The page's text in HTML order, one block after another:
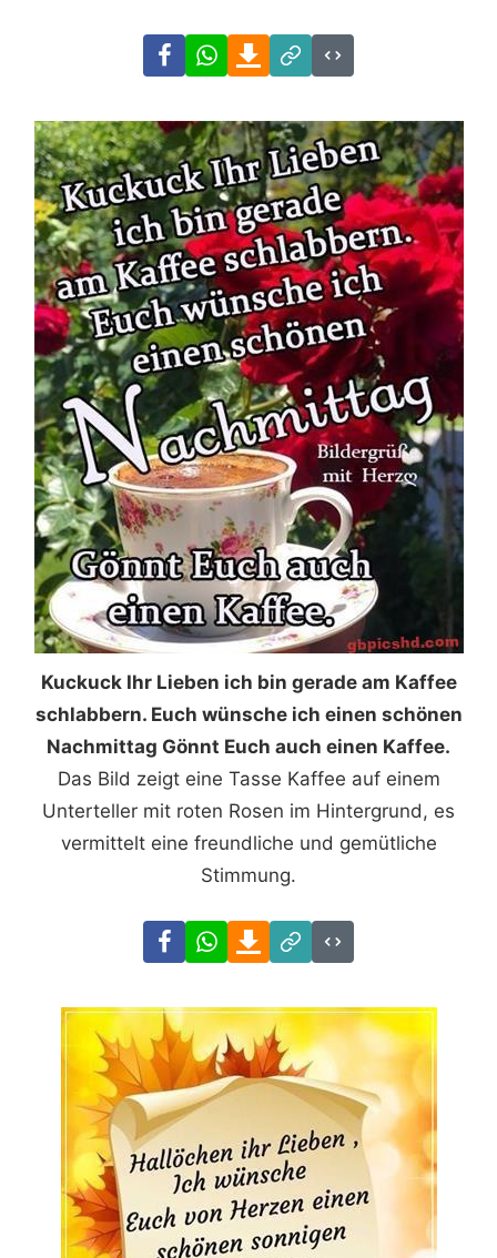
FacebookWhatsAppDownload
Link
Code
Kuckuck Ihr Lieben ich bin gerade am Kaffee
schlabbern. Euch wünsche ich einen schönen
Nachmittag Gönnt Euch auch einen Kaffee.
Das Bild zeigt eine Tasse Kaffee auf einem
Unterteller mit roten Rosen im Hintergrund, es
vermittelt eine freundliche und gemütliche
Stimmung.
FacebookWhatsAppDownload
Link
Code